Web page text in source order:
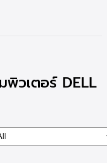
พิวเตอร์ DELL